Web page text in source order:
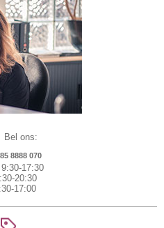
Bel ons:
8888 070
17:30
20:30
17:00